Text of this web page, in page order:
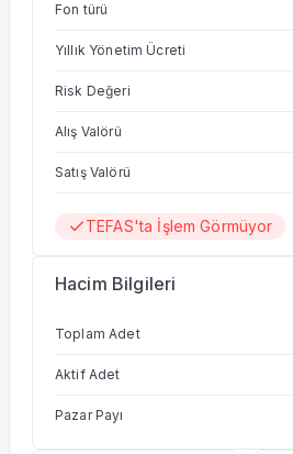
Fon türü
Yıllık Yönetim Ücreti
Risk Değeri
Alış Valörü
Satış Valörü
TEFAS'ta İşlem Görmüyor
Hacim Bilgileri
Toplam Adet
Aktif Adet
Pazar Payı